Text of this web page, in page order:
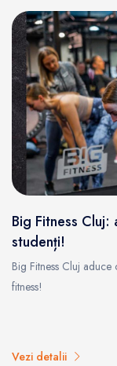
Big Fitness
studenți!
Big Fitness Cluj
fitness!
Vezi detalii